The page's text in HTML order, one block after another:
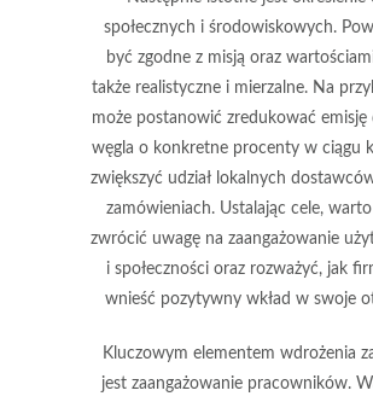
społecznych i środowiskowych.
być zgodne z misją oraz
także realistyczne i mierzalne. Na
może postanowić zredukować
węgla o konkretne procenty w ciągu
zwiększyć udział lokalnych
zamówieniach. Ustalając cele,
zwrócić uwagę na zaangażowanie
i społeczności oraz rozważyć, jak
wnieść pozytywny wkład w swoje
Kluczowym elementem wdrożenia
jest zaangażowanie pracowników.